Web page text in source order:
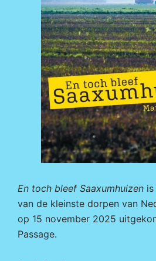
En toch bleef Saaxumhuizen
van de kleinste dorpen van
op 15 november 2025
Passage.